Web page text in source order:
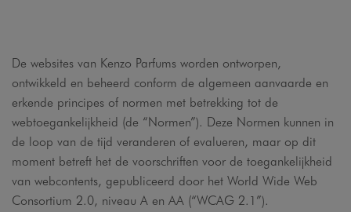
De websites van Kenzo Parfums worden ontworpen,
ontwikkeld en beheerd conform de algemeen aanvaarde en
erkende principes of normen met betrekking tot de
webtoegankelijkheid (de “Normen”). Deze Normen kunnen in
de loop van de tijd veranderen of evalueren, maar op dit
moment betreft het de voorschriften voor de toegankelijkheid
van webcontents, gepubliceerd door het World Wide Web
Consortium 2.0, niveau A en AA (“WCAG 2.1”).